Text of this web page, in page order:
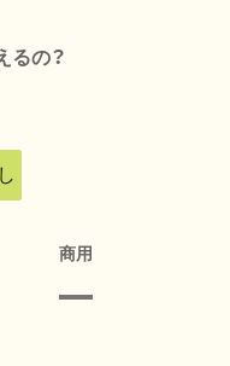
るの？
商用